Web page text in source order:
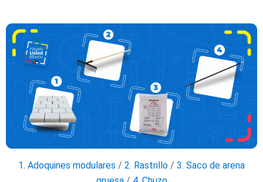
1. Adoquines modulares / 2. Rastrillo / 3. Saco de arena